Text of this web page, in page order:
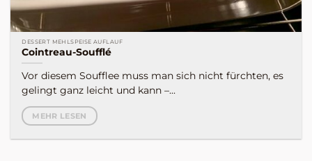
DESSERT MEHLSPEISE AUFLAUF
Cointreau-Soufflé
Vor diesem Soufflee muss man sich nicht fürchten, es
gelingt ganz leicht und kann –...
MEHR LESEN